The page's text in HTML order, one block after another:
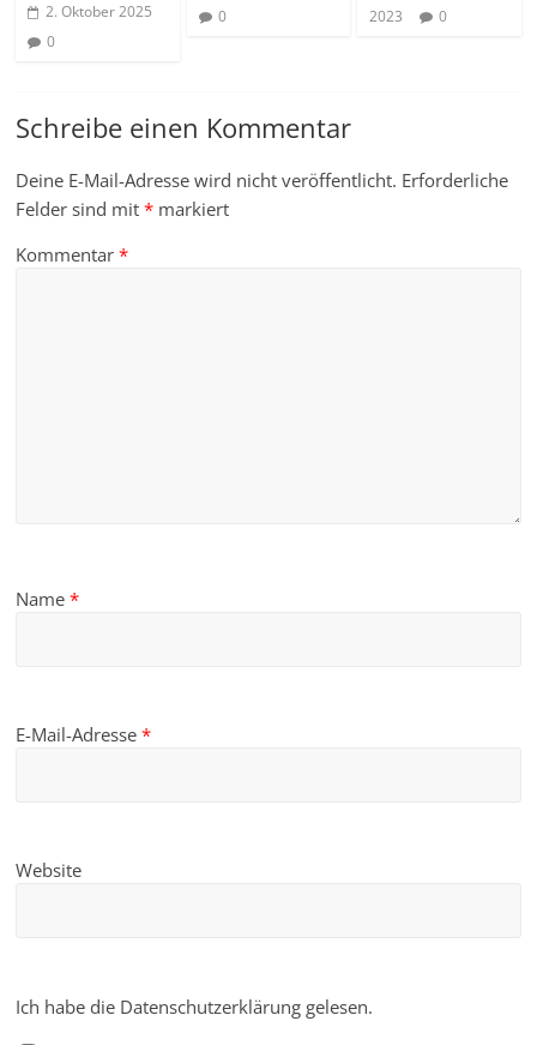
2. Oktober 2025
0
0
2023
0
Schreibe einen Kommentar
Deine E-Mail-Adresse wird nicht veröffentlicht. Erforderliche
Felder sind mit* markiert
Kommentar*
Name*
E-Mail-Adresse*
Website
Ich habe die Datenschutzerklärung gelesen.